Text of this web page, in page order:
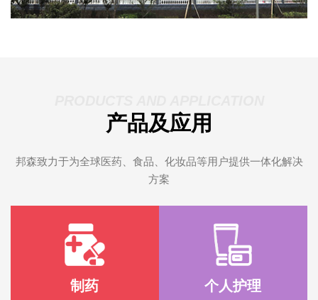
产品及应用
邦森致力于为全球医药、食品、化妆品等用户提供一体化解决
方案
制药 个人护理